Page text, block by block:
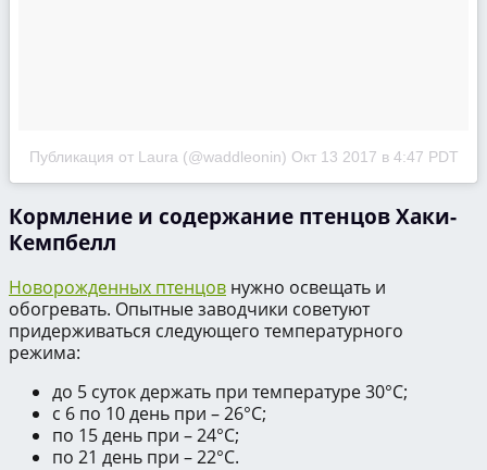
Публикация от Laura (@waddleonin) Окт 13 2017 в 4:47 PDT
Кормление и содержание птенцов Хаки-
Кемпбелл
Новорожденных птенцов нужно освещать и
обогревать. Опытные заводчики советуют
придерживаться следующего температурного
режима:
до 5 суток держать при температуре 30°С;
с 6 по 10 день при – 26°С;
по 15 день при – 24°С;
по 21 день при – 22°С.